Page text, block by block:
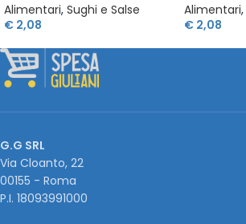
Alimentari, Sughi e Salse
€ 2,08
Alimentari,
€ 2,08
G.G SRL
Via Cloanto, 22
00155 - Roma
P.I. ‭18093991000